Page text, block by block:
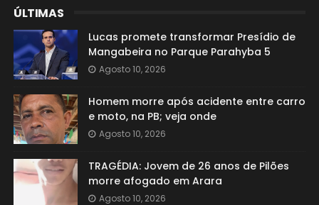
ÚLTIMAS
Lucas promete transformar Presídio de
Mangabeira no Parque Parahyba 5
Agosto 10, 2026
Homem morre após acidente entre carro
e moto, na PB; veja onde
Agosto 10, 2026
TRAGÉDIA: Jovem de 26 anos de Pilões
morre afogado em Arara
Agosto 10, 2026